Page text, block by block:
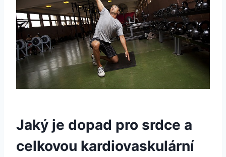
Jaký je dopad pro srdce a
celkovou kardiovaskulární